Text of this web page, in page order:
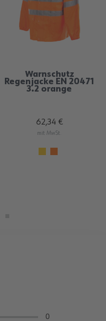
Warnschutz
Regenjacke EN 20471
3.2 orange
62,34 €
mit MwSt.
0